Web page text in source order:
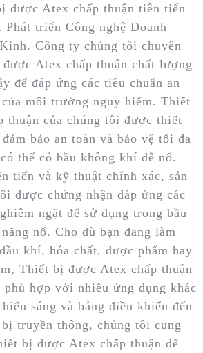
được Atex chấp thuận tiên tiến
triển Công nghệ Doanh
Công ty chúng tôi chuyên
Atex chấp thuận chất lượng
để đáp ứng các tiêu chuẩn an
môi trường nguy hiểm. Thiết
thuận của chúng tôi được thiết
bảo an toàn và bảo vệ tối đa
thể có bầu không khí dễ nổ.
tiến và kỹ thuật chính xác, sản
được chứng nhận đáp ứng các
ngặt để sử dụng trong bầu
nổ. Cho dù bạn đang làm
khí, hóa chất, dược phẩm hay
Thiết bị được Atex chấp thuận
phù hợp với nhiều ứng dụng khác
sáng và bảng điều khiển đến
truyền thông, chúng tôi cung
bị được Atex chấp thuận để